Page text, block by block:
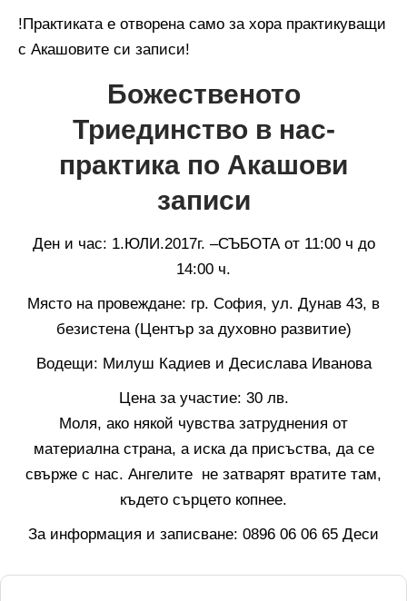
!Практиката е отворена само за хора практикуващи
с Акашовите си записи!
Божественото
Триединство в нас-
практика по Акашови
записи
Ден и час: 1.ЮЛИ.2017г. –СЪБОТА от 11:00 ч до
14:00 ч.
Място на провеждане: гр. София, ул. Дунав 43, в
безистена (Център за духовно развитие)
Водещи: Милуш Кадиев и Десислава Иванова
Цена за участие: 30 лв.
Моля, ако някой чувства затруднения от
материална страна, а иска да присъства, да се
свърже с нас. Ангелите не затварят вратите там,
където сърцето копнее.
За информация и записване: 0896 06 06 65 Деси